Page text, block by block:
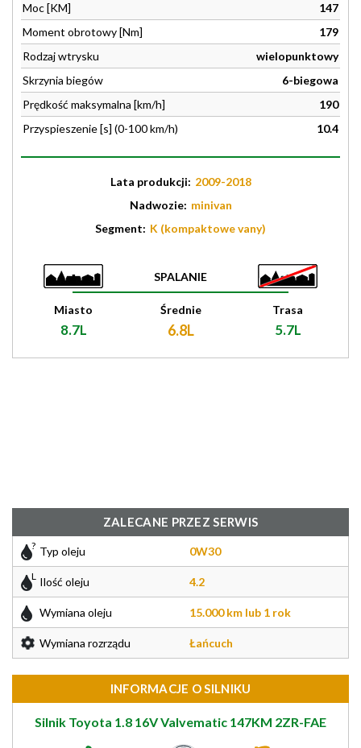
Moc [KM]
147
Moment obrotowy [Nm]
179
Rodzaj wtrysku
wielopunktowy
Skrzynia biegów
6-biegowa
Prędkość maksymalna [km/h]
190
Przyspieszenie [s] (0-100 km/h)
10.4
Lata produkcji: 2009-2018
Nadwozie: minivan
Segment: K (kompaktowe vany)
SPALANIE
Miasto
8.7L
Średnie
6.8L
Trasa
5.7L
ZALECANE PRZEZ SERWIS
Typ oleju 0W30
Ilość oleju 4.2
Wymiana oleju 15.000 km lub 1 rok
Wymiana rozrządu Łańcuch
INFORMACJE O SILNIKU
Silnik Toyota 1.8 16V Valvematic 147KM 2ZR-FAE